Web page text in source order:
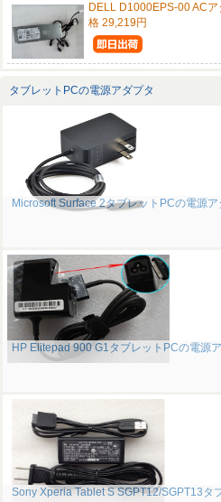
DELL D1000EPS-00 AC
格 29,219円
タブレットPCの電源アダプタ
Microsoft Surface 2タブレットPCの電源ア
HP Elitepad 900 G1タブレットPCの電源
Sony Xperia Tablet S SGPT12/SGPT13タ